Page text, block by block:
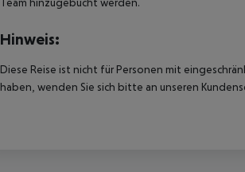
Hinweis:
Diese Reise ist nicht für Personen mit
haben, wenden Sie sich bitte an unseren